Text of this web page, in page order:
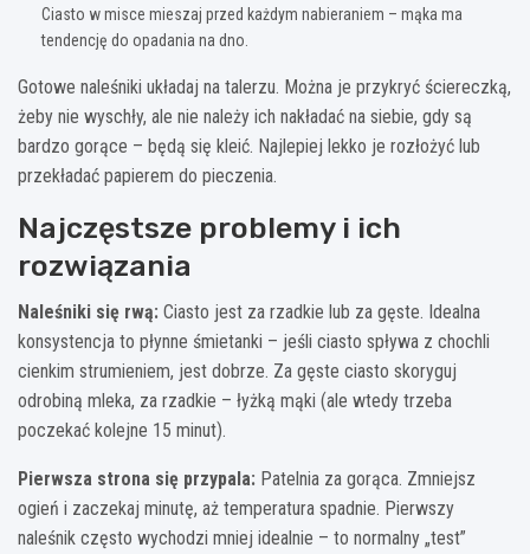
Ciasto w misce mieszaj przed każdym nabieraniem – mąka ma
tendencję do opadania na dno.
Gotowe naleśniki układaj na talerzu. Można je przykryć ściereczką,
żeby nie wyschły, ale nie należy ich nakładać na siebie, gdy są
bardzo gorące – będą się kleić. Najlepiej lekko je rozłożyć lub
przekładać papierem do pieczenia.
Najczęstsze problemy i ich
rozwiązania
Naleśniki się rwą: Ciasto jest za rzadkie lub za gęste. Idealna
konsystencja to płynne śmietanki – jeśli ciasto spływa z chochli
cienkim strumieniem, jest dobrze. Za gęste ciasto skoryguj
odrobiną mleka, za rzadkie – łyżką mąki (ale wtedy trzeba
poczekać kolejne 15 minut).
Pierwsza strona się przypala: Patelnia za gorąca. Zmniejsz
ogień i zaczekaj minutę, aż temperatura spadnie. Pierwszy
naleśnik często wychodzi mniej idealnie – to normalny „test”